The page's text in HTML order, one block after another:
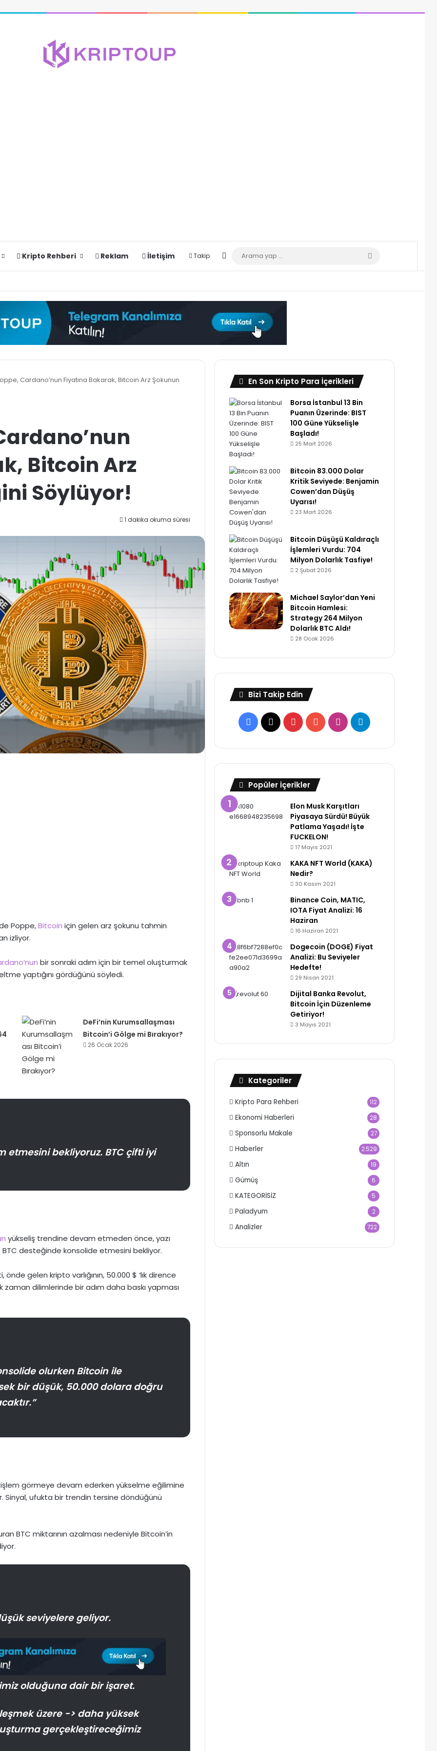
Kripto Rehberi Reklam İletişim Takip Dış görünümü değiştir
yap
...
Cardano’nun Fiyatına Bakarak, Bitcoin Arz Şokunun
Bitcoin Arz
Söylüyor!
1 dakika okuma süresi
Poppe,Bitcoin için gelen arz şokunu tahmin
izliyor.
bir sonraki adım için bir temel oluşturmak
yaptığını gördüğünü söyledi.
DeFi’nin Kurumsallaşması
Bitcoin’i Gölge mi Bırakıyor?
26 Ocak 2026
etmesini bekliyoruz. BTC çifti iyi
yükseliş trendine devam etmeden önce, yazı
desteğinde konsolide etmesini bekliyor.
gelen kripto varlığının, 50.000 $ ‘lık dirence
dilimlerinde bir adım daha baskı yapması
olurken Bitcoin ile
bir düşük, 50.000 dolara doğru
işlem görmeye devam ederken yükselme eğilimine
Sinyal, ufukta bir trendin tersine döndüğünü
BTC miktarının azalması nedeniyle Bitcoin’in
seviyelere geliyor.
olduğuna dair bir işaret.
üzere -> daha yüksek
gerçekleştireceğimiz
En Son Kripto Para İçerikleri
Borsa İstanbul 13 Bin
Puanın Üzerinde: BIST
100 Güne Yükselişle
Başladı!
25 Mart 2026
Bitcoin 83.000 Dolar
Kritik Seviyede: Benjamin
Cowen’dan Düşüş
Uyarısı!
23 Mart 2026
Bitcoin Düşüşü Kaldıraçlı
İşlemleri Vurdu: 704
Milyon Dolarlık Tasfiye!
2 Şubat 2026
Michael Saylor’dan Yeni
Bitcoin Hamlesi:
Strategy 264 Milyon
Dolarlık BTC Aldı!
28 Ocak 2026
Bizi Takip Edin
Facebook
X PinterestYouTubeInstagramTelegram
Popüler İçerikler
Elon Musk Karşıtları
Piyasaya Sürdü! Büyük
Patlama Yaşadı! İşte
FUCKELON!
17 Mayıs 2021
KAKA NFT World (KAKA)
Nedir?
30 Kasım 2021
Binance Coin, MATIC,
IOTA Fiyat Analizi: 16
Haziran
16 Haziran 2021
Dogecoin (DOGE) Fiyat
Analizi: Bu Seviyeler
Hedefte!
29 Nisan 2021
Dijital Banka Revolut,
Bitcoin İçin Düzenleme
Getiriyor!
3 Mayıs 2021
Kategoriler
Kripto Para Rehberi 112
Ekonomi Haberleri 28
Sponsorlu Makale 27
Haberler 2.529
Altın 19
Gümüş 6
KATEGORİSİZ 5
Paladyum 2
Analizler 722